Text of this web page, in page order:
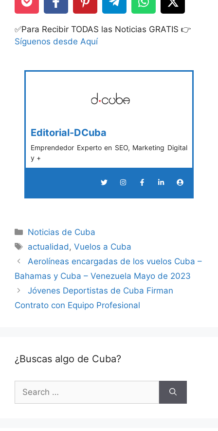
✅Para Recibir TODAS las Noticias GRATIS 👉
Síguenos desde Aquí
Editorial-DCuba
Emprendedor Experto en SEO, Marketing Digital
y +
Categories
Noticias de Cuba
Tags
actualidad ,Vuelos a Cuba
Aerolíneas encargadas de los vuelos Cuba –
Bahamas y Cuba – Venezuela Mayo de 2023
Jóvenes Deportistas de Cuba Firman
Contrato con Equipo Profesional
¿Buscas algo de Cuba?
for: